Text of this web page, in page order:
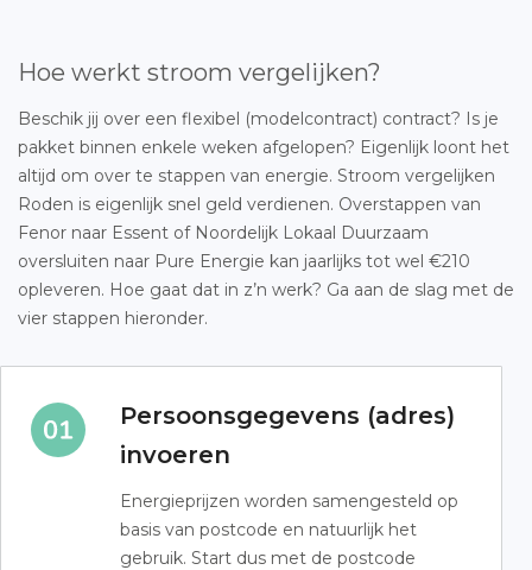
Hoe werkt stroom vergelijken?
Beschik jij over een flexibel (modelcontract) contract? Is je
pakket binnen enkele weken afgelopen? Eigenlijk loont het
altijd om over te stappen van energie. Stroom vergelijken
Roden is eigenlijk snel geld verdienen. Overstappen van
Fenor naar Essent of Noordelijk Lokaal Duurzaam
oversluiten naar Pure Energie kan jaarlijks tot wel €210
opleveren. Hoe gaat dat in z’n werk? Ga aan de slag met de
vier stappen hieronder.
Persoonsgegevens (adres)
invoeren
Energieprijzen worden samengesteld op
basis van postcode en natuurlijk het
gebruik. Start dus met de postcode